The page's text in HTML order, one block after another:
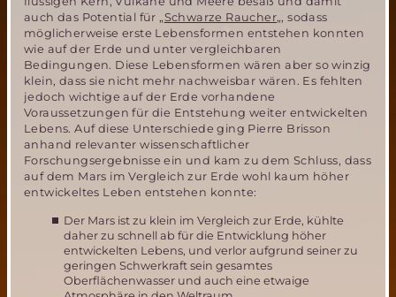
auch das Potential für „Schwarze Raucher„, sodass
möglicherweise erste Lebensformen entstehen konnten
wie auf der Erde und unter vergleichbaren
Bedingungen. Diese Lebensformen wären aber so winzig
klein, dass sie nicht mehr nachweisbar wären. Es fehlten
jedoch wichtige auf der Erde vorhandene
Voraussetzungen für die Entstehung weiter entwickelten
Lebens. Auf diese Unterschiede ging Pierre Brisson
anhand relevanter wissenschaftlicher
Forschungsergebnisse ein und kam zu dem Schluss, dass
auf dem Mars im Vergleich zur Erde wohl kaum höher
entwickeltes Leben entstehen konnte:
Der Mars ist zu klein im Vergleich zur Erde, kühlte
daher zu schnell ab für die Entwicklung höher
entwickelten Lebens, und verlor aufgrund seiner zu
geringen Schwerkraft sein gesamtes
Oberflächenwasser und auch eine etwaige